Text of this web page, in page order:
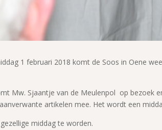
1 februari 2018 komt de Soos in Oene
Mw. Sjaantje van de Meulenpol op bezoek
artikelen mee. Het wordt een
middag te worden.